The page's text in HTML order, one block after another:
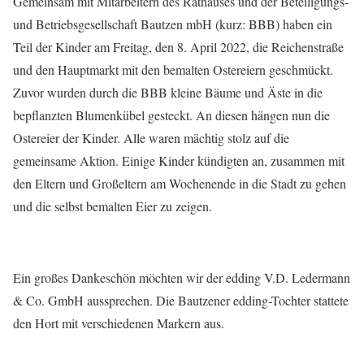
und Betriebsgesellschaft Bautzen mbH (kurz: BBB) haben ein
Teil der Kinder am Freitag, den 8. April 2022, die Reichenstraße
und den Hauptmarkt mit den bemalten Ostereiern geschmückt.
Zuvor wurden durch die BBB kleine Bäume und Äste in die
bepflanzten Blumenkübel gesteckt. An diesen hängen nun die
Ostereier der Kinder. Alle waren mächtig stolz auf die
gemeinsame Aktion. Einige Kinder kündigten an, zusammen mit
den Eltern und Großeltern am Wochenende in die Stadt zu gehen
und die selbst bemalten Eier zu zeigen.
Ein großes Dankeschön möchten wir der edding V.D. Ledermann
& Co. GmbH aussprechen. Die Bautzener edding-Tochter stattete
den Hort mit verschiedenen Markern aus.